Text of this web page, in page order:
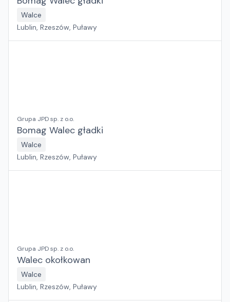
Walce
Lublin, Rzeszów, Puławy
Grupa JPD sp. z o.o.
Bomag Walec gładki
Walce
Lublin, Rzeszów, Puławy
Grupa JPD sp. z o.o.
Walec okołkowan
Walce
Lublin, Rzeszów, Puławy